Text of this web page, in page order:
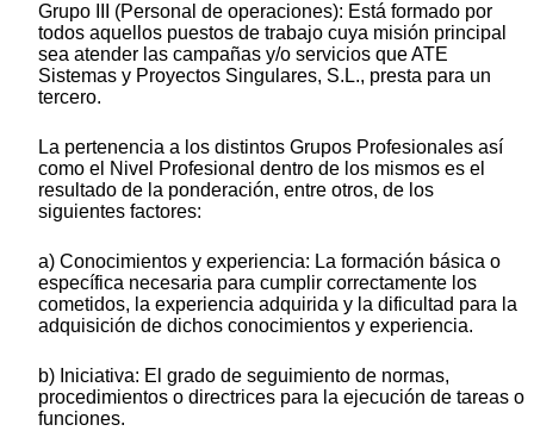
Grupo III (Personal de operaciones): Está formado por
todos aquellos puestos de trabajo cuya misión principal
sea atender las campañas y/o servicios que ATE
Sistemas y Proyectos Singulares, S.L., presta para un
tercero.
La pertenencia a los distintos Grupos Profesionales así
como el Nivel Profesional dentro de los mismos es el
resultado de la ponderación, entre otros, de los
siguientes factores:
a) Conocimientos y experiencia: La formación básica o
específica necesaria para cumplir correctamente los
cometidos, la experiencia adquirida y la dificultad para la
adquisición de dichos conocimientos y experiencia.
b) Iniciativa: El grado de seguimiento de normas,
procedimientos o directrices para la ejecución de tareas o
funciones.